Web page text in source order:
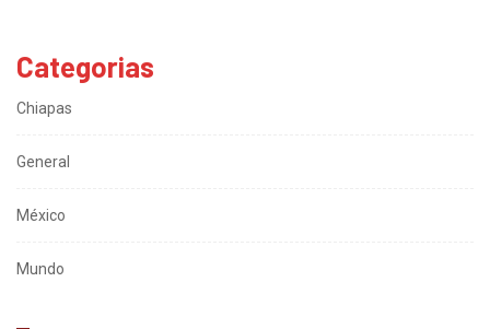
Categorias
Chiapas
General
México
Mundo